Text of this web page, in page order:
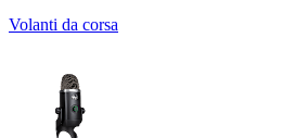
Volanti da corsa